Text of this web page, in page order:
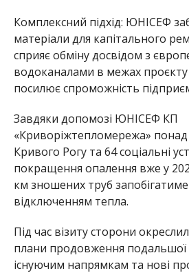
Комплексний підхід: ЮНІСЕФ
матеріали для капітального
сприяє обміну досвідом з
водоканалами в межах
посилює спроможність
Завдяки допомозі ЮНІСЕФ КП
«Криворіжтепломережа» понад
Кривого Рогу та 64 соціальні
покращення опалення вже у
км зношених труб
відключенням тепла.
Під час візиту сторони
плани продовження подальшої
існуючим напрямкам та нові